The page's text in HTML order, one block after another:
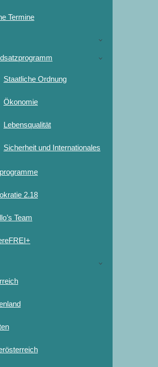
Termine
Staatliche Ordnung
Ökonomie
Lebensqualität
Sicherheit und Internationales
2.18
Team